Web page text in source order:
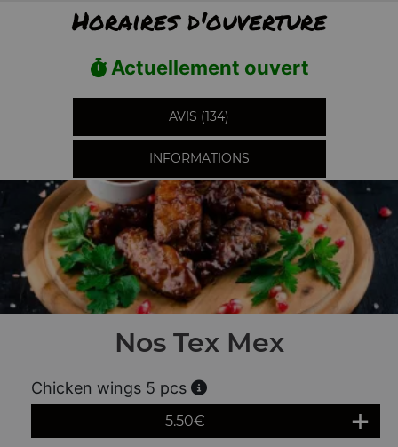
Horaires d'ouverture
Actuellement ouvert
AVIS (134)
INFORMATIONS
Nos Tex Mex
Chicken wings 5 pcs
5.50€